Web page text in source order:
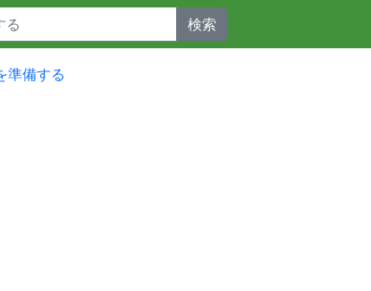
検索
準備する